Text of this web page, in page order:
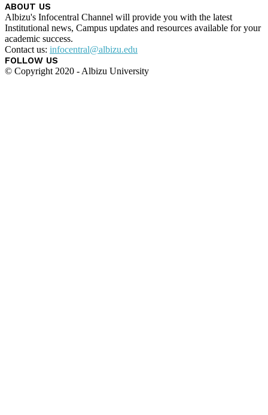
ABOUT US
Albizu's Infocentral Channel will provide you with the latest
Institutional news, Campus updates and resources available for your
academic success.
Contact us: infocentral@albizu.edu
FOLLOW US
© Copyright 2020 - Albizu University